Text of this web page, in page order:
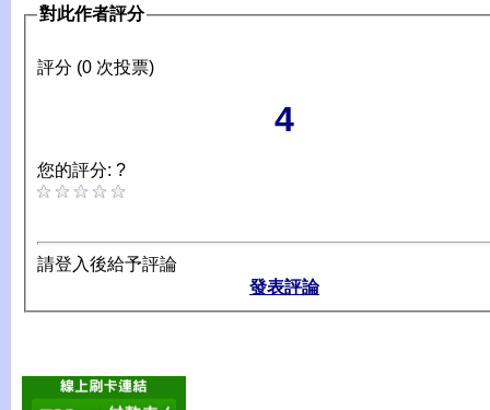
對此作者評分
評分 (0 次投票)
4
您的評分: ?
請登入後給予評論
發表評論